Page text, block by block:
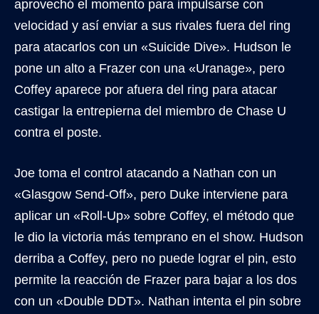
aprovechó el momento para impulsarse con
velocidad y así enviar a sus rivales fuera del ring
para atacarlos con un «Suicide Dive». Hudson le
pone un alto a Frazer con una «Uranage», pero
Coffey aparece por afuera del ring para atacar
castigar la entrepierna del miembro de Chase U
contra el poste.
Joe toma el control atacando a Nathan con un
«Glasgow Send-Off», pero Duke interviene para
aplicar un «Roll-Up» sobre Coffey, el método que
le dio la victoria más temprano en el show. Hudson
derriba a Coffey, pero no puede lograr el pin, esto
permite la reacción de Frazer para bajar a los dos
con un «Double DDT». Nathan intenta el pin sobre